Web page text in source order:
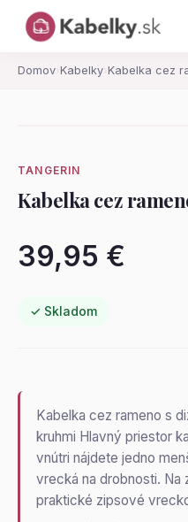
Domov› Kabelky› Kabelka cez
TANGERIN
Kabelka cez
39,95 €
✓ Skladom
Kabelka cez rameno s
kruhmi Hlavný priestor
vnútri nájdete jedno
vrecká na drobnosti. Na
praktické zipsové